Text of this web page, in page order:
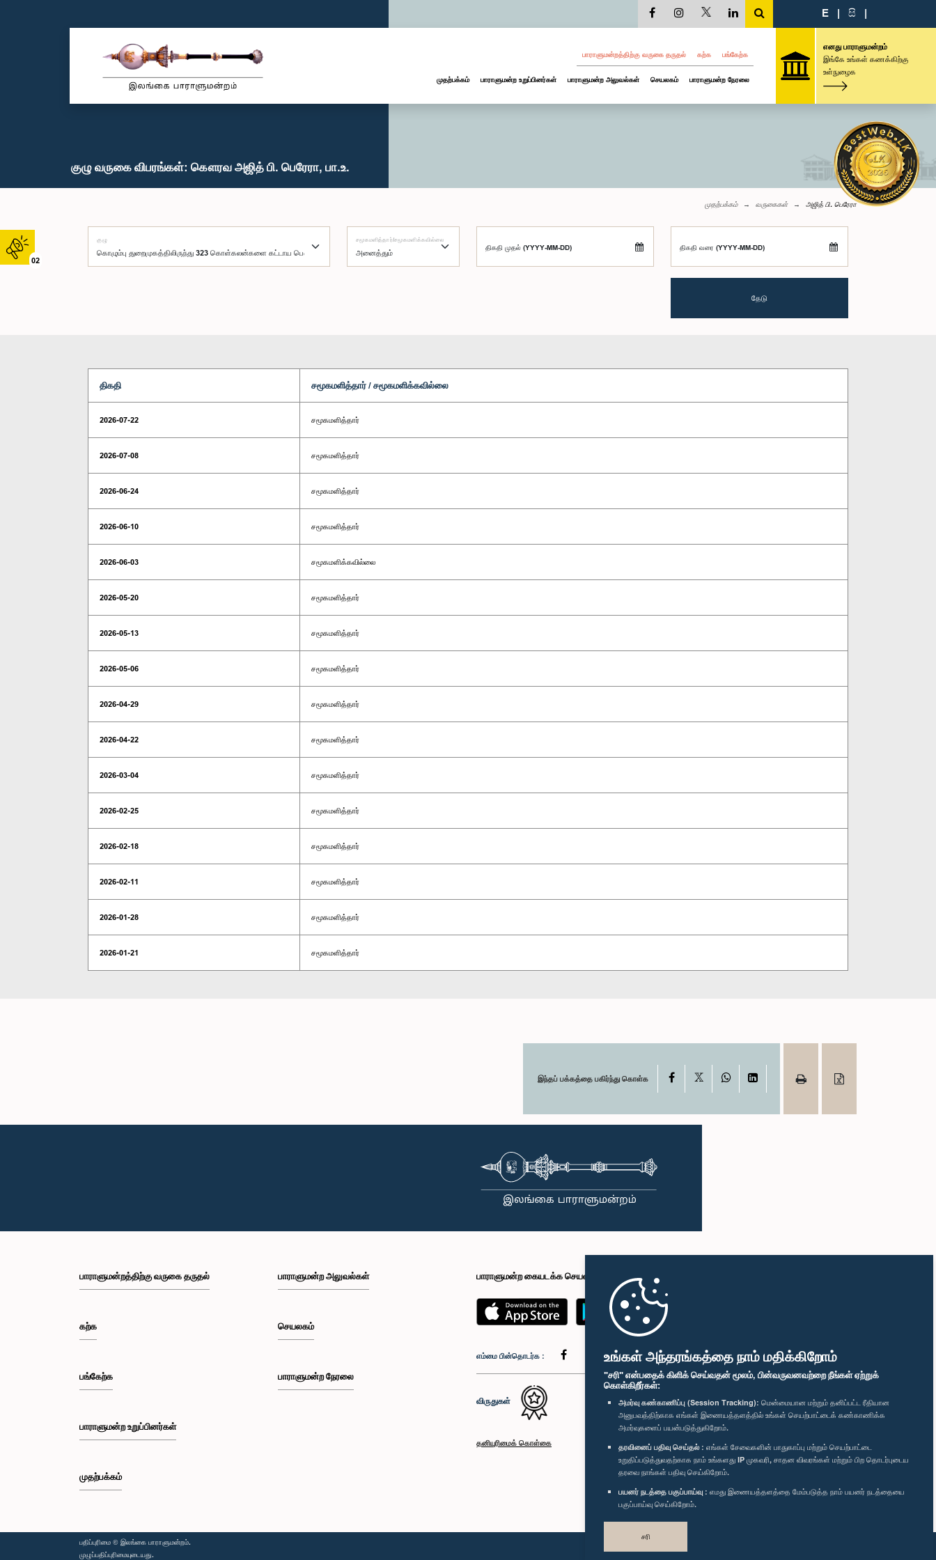
உங்கள் அந்தரங்கத்தை நாம் மதிக்கிறோம்
"சரி" என்பதைக் கிளிக் செய்வதன் மூலம், பின்வருவனவற்றை நீங்கள் ஏற்றுக்
கொள்கிறீர்கள்:
அமர்வு கண்காணிப்பு (Session Tracking): மென்மையான மற்றும் தனிப்பட்ட ரீதியான
அனுபவத்திற்காக எங்கள் இணையத்தளத்தில் உங்கள் செயற்பாட்டைக் கண்காணிக்க
அமர்வுகளைப் பயன்படுத்துகிறோம்.
தரவினைப் பதிவு செய்தல் : எங்கள் சேவைகளின் பாதுகாப்பு மற்றும் செயற்பாட்டை
உறுதிப்படுத்துவதற்காக நாம் உங்களது IP முகவரி, சாதன விவரங்கள் மற்றும் பிற தொடர்புடைய
தரவை நாங்கள் பதிவு செய்கிறோம்.
பயனர் நடத்தை பகுப்பாய்வு : எமது இணையத்தளத்தை மேம்படுத்த நாம் பயனர் நடத்தையை
பகுப்பாய்வு செய்கிறோம்.
சரி
02
E | සි |
பாராளுமன்றத்திற்கு வருகை தருதல் கற்க பங்கேற்க
முதற்பக்கம் பாராளுமன்ற உறுப்பினர்கள் பாராளுமன்ற அலுவல்கள் செயலகம் பாராளுமன்ற நேரலை
எனது பாராளுமன்றம்
இங்கே உங்கள் கணக்கிற்கு
உள்நுழைக
குழு வருகை விபரங்கள்: கௌரவ அஜித் பி. பெரேரா, பா.உ.
முதற்பக்கம் வருகைகள் அஜித் பி. பெரேரா
குழு சமூகமளித்தார்/சமூகமளிக்கவில்லை
திகதி முதல் (YYYY-MM-DD) திகதி வரை (YYYY-MM-DD)
தேடு
திகதி சமூகமளித்தார் / சமூகமளிக்கவில்லை
2026-07-22 சமூகமளித்தார்
2026-07-08 சமூகமளித்தார்
2026-06-24 சமூகமளித்தார்
2026-06-10 சமூகமளித்தார்
2026-06-03 சமூகமளிக்கவில்லை
2026-05-20 சமூகமளித்தார்
2026-05-13 சமூகமளித்தார்
2026-05-06 சமூகமளித்தார்
2026-04-29 சமூகமளித்தார்
2026-04-22 சமூகமளித்தார்
2026-03-04 சமூகமளித்தார்
2026-02-25 சமூகமளித்தார்
2026-02-18 சமூகமளித்தார்
2026-02-11 சமூகமளித்தார்
2026-01-28 சமூகமளித்தார்
2026-01-21 சமூகமளித்தார்
இந்தப் பக்கத்தை பகிர்ந்து கொள்க Facebook WhatsAppLinkedIn
பாராளுமன்றத்திற்கு வருகை தருதல்
கற்க
பங்கேற்க
பாராளுமன்ற உறுப்பினர்கள்
முதற்பக்கம்
பாராளுமன்ற அலுவல்கள்
செயலகம்
பாராளுமன்ற நேரலை
பாராளுமன்ற கையடக்க செயலி
எம்மை பின்தொடர்க :
விருதுகள்
தனியுரிமைக் கொள்கை
பதிப்புரிமை © இலங்கை பாராளுமன்றம்.
முழுப்பதிப்புரிமையுடையது.